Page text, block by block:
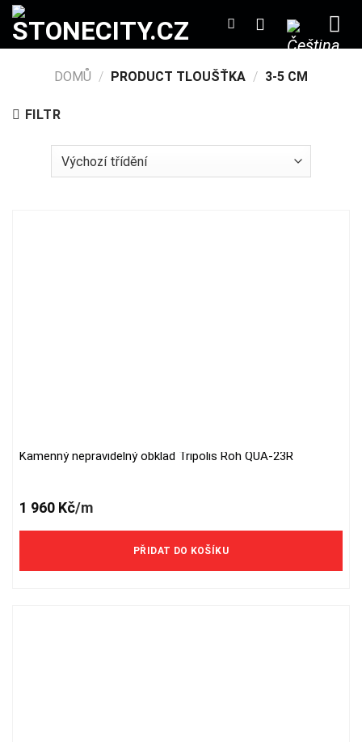
Přeskočit
obsah
DOMŮ / PRODUCT TLOUŠŤKA / 3-5 CM
FILTR
Kamenný nepravidelný obklad Tripolis Roh QUA-23R
1 960 Kč/m
PŘIDAT DO KOŠÍKU